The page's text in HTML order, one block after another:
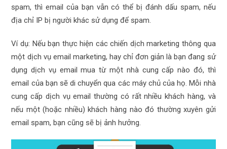
spam, thì email của bạn vẫn có thể bị đánh dấu spam, nếu
địa chỉ IP bị người khác sử dụng để spam.
Ví dụ: Nếu bạn thực hiện các chiến dịch marketing thông qua
một dịch vụ email marketing, hay chỉ đơn giản là bạn đang sử
dụng dịch vụ email mua từ một nhà cung cấp nào đó, thì
email của bạn sẽ di chuyển qua các máy chủ của họ. Mỗi nhà
cung cấp dịch vụ email thường có rất nhiều khách hàng, và
nếu một (hoặc nhiều) khách hàng nào đó thường xuyên gửi
email spam, bạn cũng sẽ bị ảnh hưởng.